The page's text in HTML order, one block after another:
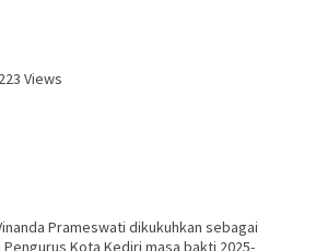
Views
Prameswati dikukuhkan sebagai
Pengurus Kota Kediri masa bakti 2025-